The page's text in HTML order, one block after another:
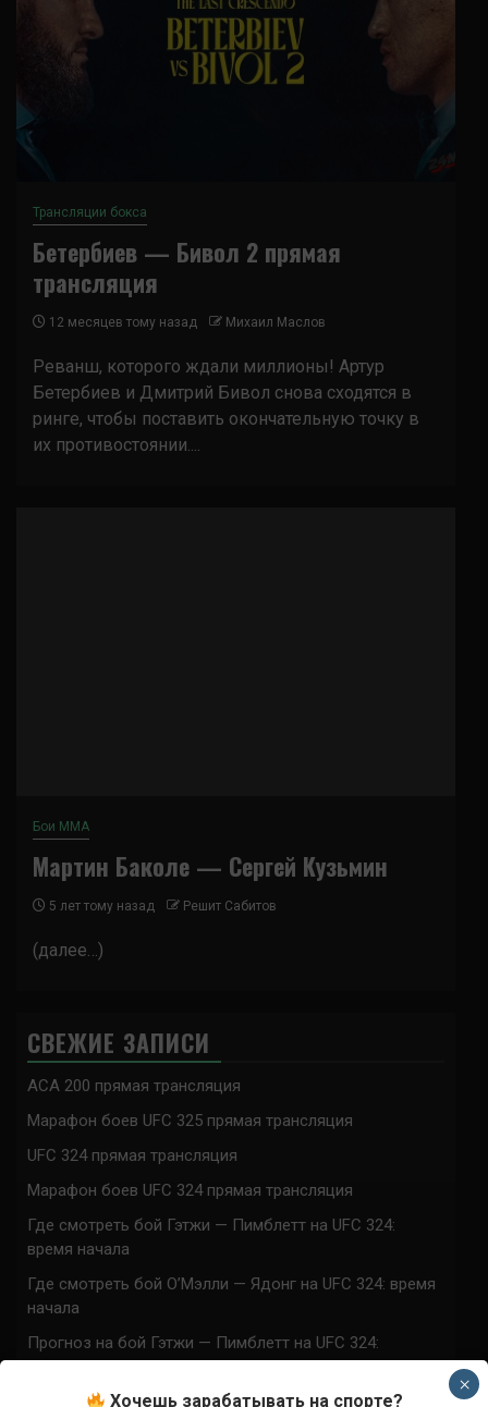
Трансляции бокса
Бетербиев — Бивол 2 прямая
трансляция
12 месяцев тому назад Михаил Маслов
Реванш, которого ждали миллионы! Артур
Бетербиев и Дмитрий Бивол снова сходятся в
ринге, чтобы поставить окончательную точку в
их противостоянии....
Бои ММА
Мартин Баколе — Сергей Кузьмин
5 лет тому назад Решит Сабитов
(далее…)
СВЕЖИЕ ЗАПИСИ
ACA 200 прямая трансляция
Марафон боев UFC 325 прямая трансляция
UFC 324 прямая трансляция
Марафон боев UFC 324 прямая трансляция
Где смотреть бой Гэтжи — Пимблетт на UFC 324:
время начала
Где смотреть бой О’Мэлли — Ядонг на UFC 324: время
начала
Прогноз на бой Гэтжи — Пимблетт на UFC 324:
коэффициенты
Прогноз на бой О’Мэлли — Ядонг на UFC 324:
Хочешь зарабатывать на спорте?
×